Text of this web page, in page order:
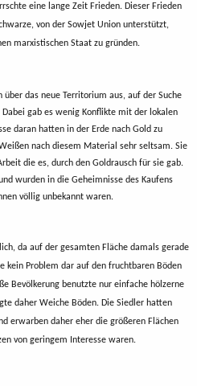
eine lange Zeit Frieden. Dieser Frieden
von der Sowjet Union unterstützt,
marxistischen Staat zu gründen.
über das neue Territorium aus, auf der Suche
gab es wenig Konflikte mit der lokalen
daran hatten in der Erde nach Gold zu
nach diesem Material sehr seltsam. Sie
die es, durch den Goldrausch für sie gab.
wurden in die Geheimnisse des Kaufens
völlig unbekannt waren.
da auf der gesamten Fläche damals gerade
kein Problem dar auf den fruchtbaren Böden
Bevölkerung benutzte nur einfache hölzerne
daher Weiche Böden. Die Siedler hatten
erwarben daher eher die größeren Flächen
von geringem Interesse waren.